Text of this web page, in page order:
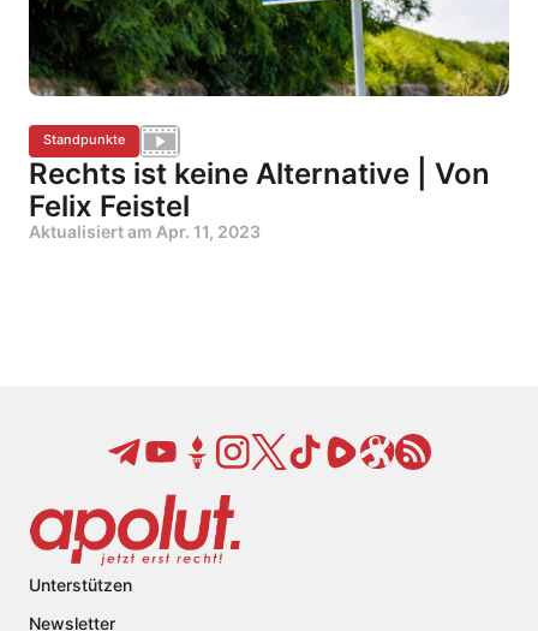
Standpunkte
Rechts ist keine Alternative | Von
Felix Feistel
Aktualisiert am Apr. 11, 2023
Unterstützen
Newsletter